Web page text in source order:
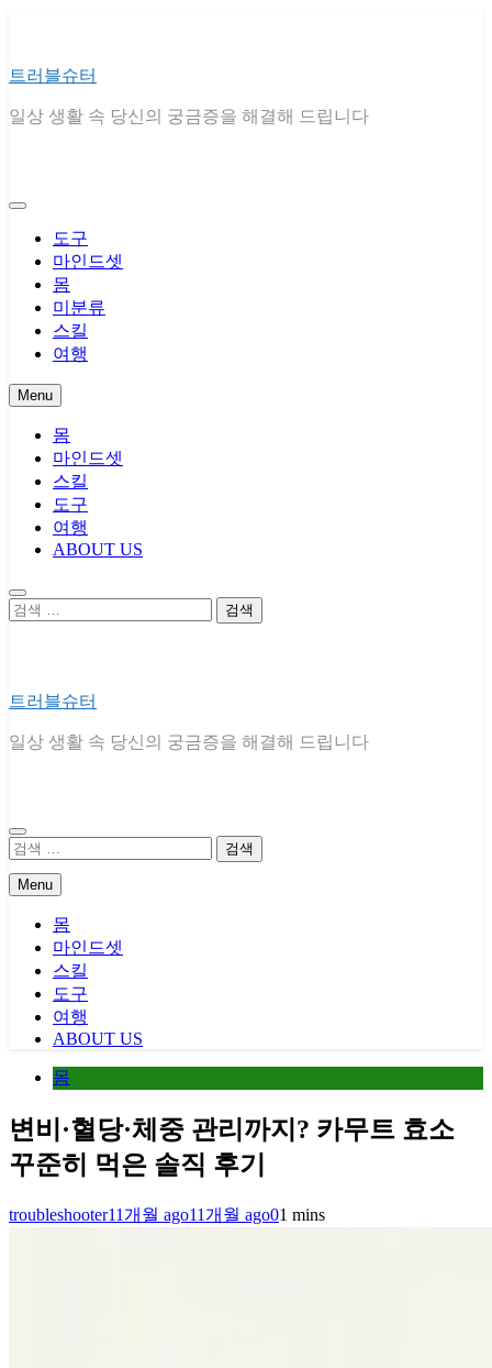
트러블슈터
일상 생활 속 당신의 궁금증을 해결해 드립니다
도구
마인드셋
몸
미분류
스킬
여행
Menu
몸
마인드셋
스킬
도구
여행
ABOUT US
검
트러블슈터
일상 생활 속 당신의 궁금증을 해결해 드립니다
검
Menu
몸
마인드셋
스킬
도구
여행
ABOUT US
몸
변비·혈당·체중 관리까지? 카무트 효소
꾸준히 먹은 솔직 후기
troubleshooter11개월 ago11개월 ago01 mins